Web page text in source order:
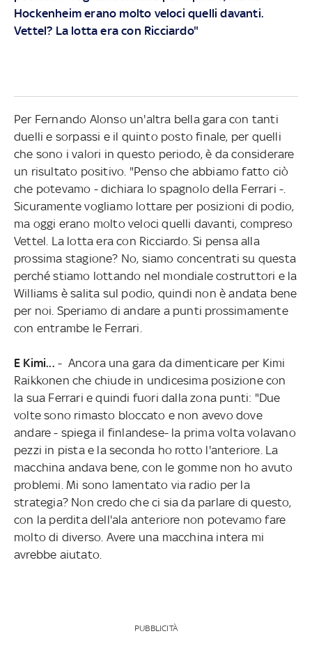
Hockenheim erano molto veloci quelli davanti.
Vettel? La lotta era con Ricciardo"
Per Fernando Alonso un'altra bella gara con tanti
duelli e sorpassi e il quinto posto finale, per quelli
che sono i valori in questo periodo, è da considerare
un risultato positivo. "Penso che abbiamo fatto ciò
che potevamo - dichiara lo spagnolo della Ferrari -.
Sicuramente vogliamo lottare per posizioni di podio,
ma oggi erano molto veloci quelli davanti, compreso
Vettel. La lotta era con Ricciardo. Si pensa alla
prossima stagione? No, siamo concentrati su questa
perché stiamo lottando nel mondiale costruttori e la
Williams è salita sul podio, quindi non è andata bene
per noi. Speriamo di andare a punti prossimamente
con entrambe le Ferrari.
E Kimi... - Ancora una gara da dimenticare per Kimi
Raikkonen che chiude in undicesima posizione con
la sua Ferrari e quindi fuori dalla zona punti: "Due
volte sono rimasto bloccato e non avevo dove
andare - spiega il finlandese- la prima volta volavano
pezzi in pista e la seconda ho rotto l'anteriore. La
macchina andava bene, con le gomme non ho avuto
problemi. Mi sono lamentato via radio per la
strategia? Non credo che ci sia da parlare di questo,
con la perdita dell'ala anteriore non potevamo fare
molto di diverso. Avere una macchina intera mi
avrebbe aiutato.
PUBBLICITÀ